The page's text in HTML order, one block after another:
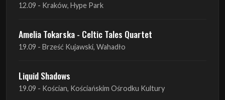
12.09 - Kraków, Hype Park
Amelia Tokarska - Celtic Tales Quartet
19.09 - Brześć Kujawski, Wahadło
Liquid Shadows
19.09 - Kościan, Kościańskim Ośrodku Kultury